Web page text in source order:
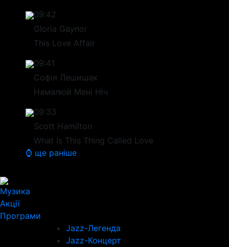
09:42
Gloria Gaynor
This Love Affair
09:41
Софія Лешишак
Намалюй Мені Ніч
09:33
Scott Hamilton
What Is This Thing Called Love
⌚ ще раніше
Музика
Акції
Програми
Jazz-Легенда
Jazz-Концерт